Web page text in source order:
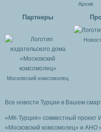
Архив
Партнеры
Московский комсомолец
Все новости Турции в Вашем
«МК-Турция» совместный проект
«Московский комсомолец» и АНО